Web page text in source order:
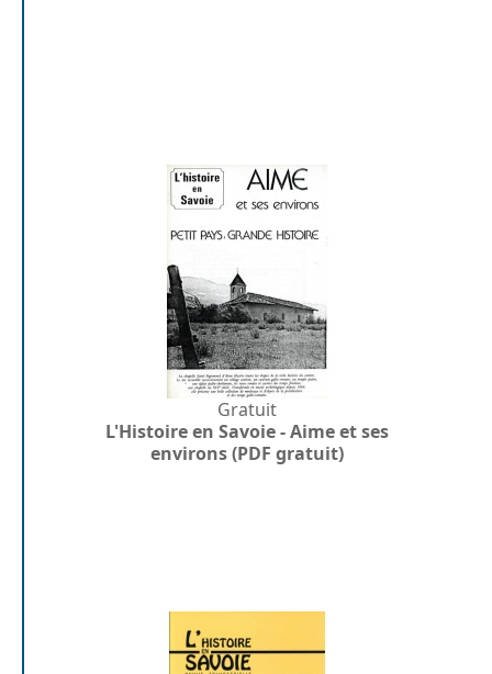
Gratuit
L'Histoire en Savoie - Aime et ses
environs (PDF gratuit)